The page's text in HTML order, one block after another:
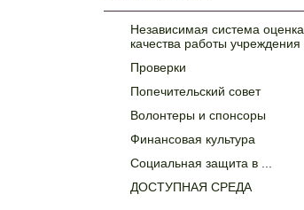
Независимая система оценка
качества работы учреждения
Проверки
Попечительский совет
Волонтеры и спонсоры
Финансовая культура
Социальная защита в ...
ДОСТУПНАЯ СРЕДА